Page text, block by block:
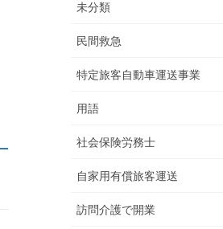
未分類
民間救急
特定旅客自動車運送事業
用語
社会保険労務士
自家用有償旅客運送
訪問介護で開業